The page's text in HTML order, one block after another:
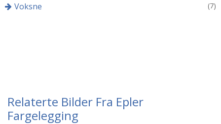
Voksne (7)
Relaterte Bilder Fra Epler
Fargelegging